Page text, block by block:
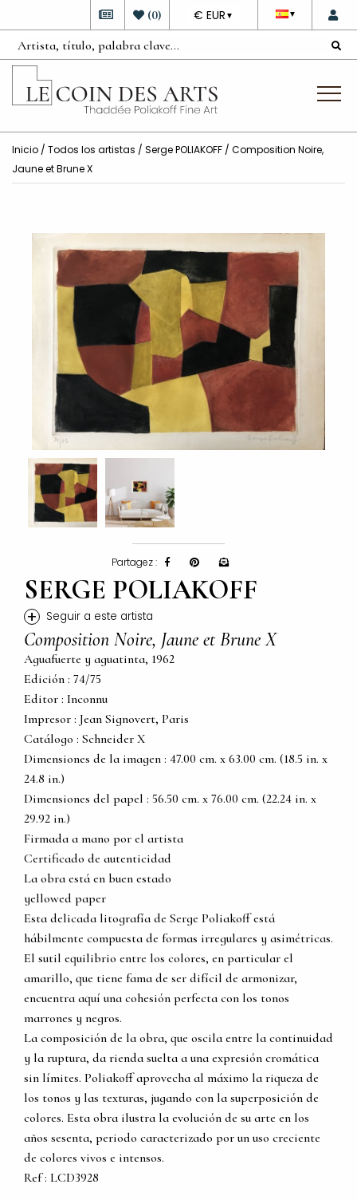
▼
DEVISE
€ EUR ▼
(0)
Inicio / Todos los artistas / Serge POLIAKOFF / Composition Noire,
Jaune et Brune X
Partagez :
SERGE POLIAKOFF
+ Seguir a este artista
Composition Noire, Jaune et Brune X
Aguafuerte y aguatinta, 1962
Edición : 74/75
Editor : Inconnu
Impresor : Jean Signovert, Paris
Catálogo : Schneider X
Dimensiones de la imagen : 47.00 cm. x 63.00 cm. (18.5 in. x
24.8 in.)
Dimensiones del papel : 56.50 cm. x 76.00 cm. (22.24 in. x
29.92 in.)
Firmada a mano por el artista
Certificado de autenticidad
La obra está en buen estado
yellowed paper
Esta delicada litografía de Serge Poliakoff está
hábilmente compuesta de formas irregulares y asimétricas.
El sutil equilibrio entre los colores, en particular el
amarillo, que tiene fama de ser difícil de armonizar,
encuentra aquí una cohesión perfecta con los tonos
marrones y negros.
La composición de la obra, que oscila entre la continuidad
y la ruptura, da rienda suelta a una expresión cromática
sin límites. Poliakoff aprovecha al máximo la riqueza de
los tonos y las texturas, jugando con la superposición de
colores. Esta obra ilustra la evolución de su arte en los
años sesenta, periodo caracterizado por un uso creciente
de colores vivos e intensos.
Ref : LCD3928